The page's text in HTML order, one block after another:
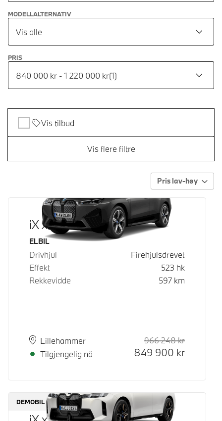
MODELLALTERNATIV
Vis alle
PRIS
840 000 kr - 1 220 000 kr(1)
Vis tilbud
Vis flere filtre
Pris lav-høy
iX xDrive50
Drivstoff
ELBIL
Drivhjul
Firehjulsdrevet
Effekt
523 hk
Rekkevidde
597 km
PlassLillehammer
Leveringstid
Tilgjengelig nå
966 248kr
849 900 kr
DEMOBIL